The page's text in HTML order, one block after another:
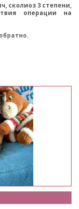
сколиоз 3 степени,
операции на